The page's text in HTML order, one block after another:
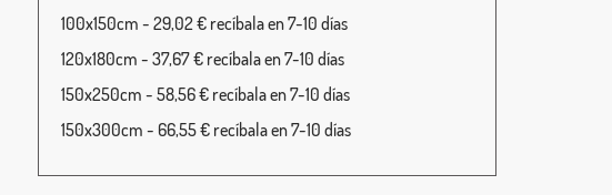
100x150cm - 29,02 € recíbala en 7-10 días
120x180cm - 37,67 € recíbala en 7-10 días
150x250cm - 58,56 € recíbala en 7-10 días
150x300cm - 66,55 € recíbala en 7-10 días